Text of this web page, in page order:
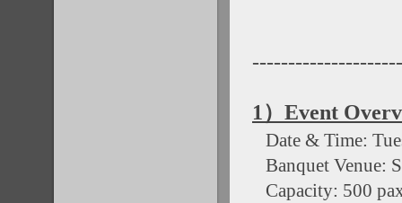
1）Event
Date & Time:
Banquet Venue:
Capacity: 500